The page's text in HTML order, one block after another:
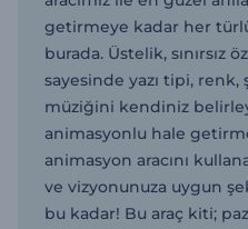
getirmeye kadar her
burada. Üstelik, sınırsız
sayesinde yazı tipi, renk,
müziğini kendiniz
animasyonlu hale
animasyon aracını
ve vizyonunuza uygun
bu kadar! Bu araç kiti;